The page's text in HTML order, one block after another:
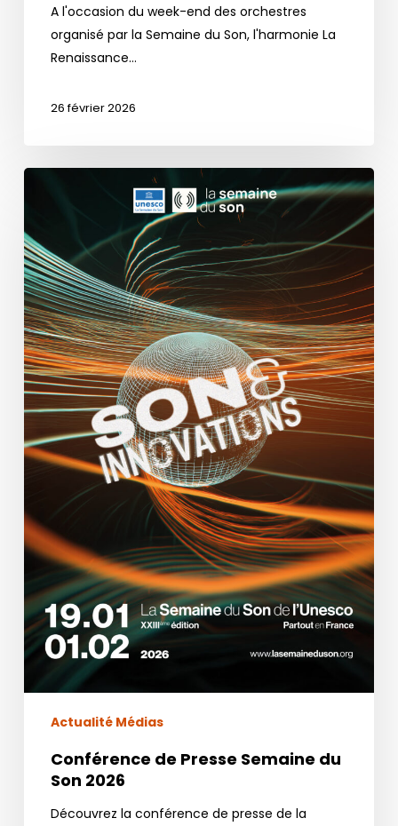
A l'occasion du week-end des orchestres
organisé par la Semaine du Son, l'harmonie La
Renaissance…
26 février 2026
Semaine
du
Son
2026
Actualité Médias
Conférence de Presse Semaine du
Son 2026
Découvrez la conférence de presse de la